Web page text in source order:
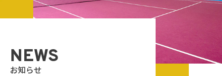
NEWS
お知らせ